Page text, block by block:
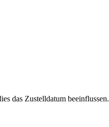
das Zustelldatum beeinflussen.